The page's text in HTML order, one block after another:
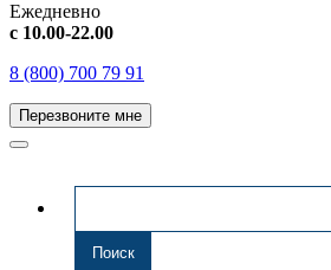
Ежедневно
с 10.00-22.00
8 (800) 700 79 91
Перезвоните мне